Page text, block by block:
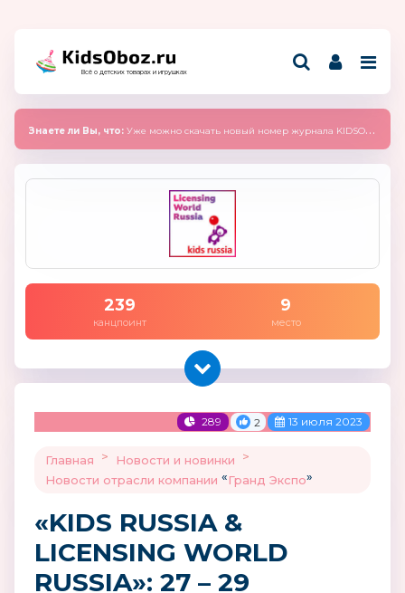
Всё о детских товарах и игрушках
Знаете ли Вы, что: Уже можно скачать новый номер журнала KIDSOBOZ 2025 (сентябрь)
239
канцпоинт
9
место
289 2 13 июля 2023
Главная > Новости и новинки
>
Новости отрасли компании «Гранд Экспо»
«KIDS RUSSIA &
LICENSING WORLD
RUSSIA»: 27 – 29